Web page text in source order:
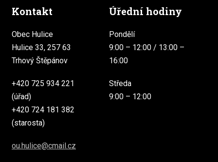
Kontakt
Obec Hulice
Hulice 33, 257 63
Trhový Štěpánov
+420 725 934 221
(úřad)
+420 724 181 382
(starosta)
ou.hulice@cmail.cz
Úřední hodiny
Pondělí
9:00 – 12:00 / 13:00 –
16:00
Středa
9:00 – 12:00